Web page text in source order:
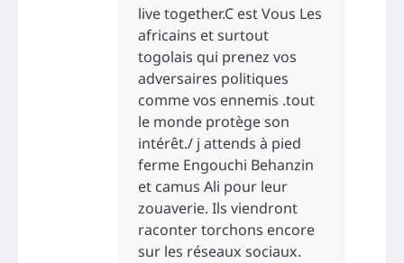
live together.C est Vous Les
africains et surtout
togolais qui prenez vos
adversaires politiques
comme vos ennemis .tout
le monde protège son
intérêt./ j attends à pied
ferme Engouchi Behanzin
et camus Ali pour leur
zouaverie. Ils viendront
raconter torchons encore
sur les réseaux sociaux.